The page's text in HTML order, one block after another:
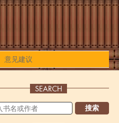
意见建议
SEARCH
搜索